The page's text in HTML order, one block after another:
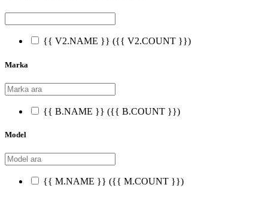
{{ V2.NAME }} ({{ V2.COUNT }})
Marka
{{ B.NAME }} ({{ B.COUNT }})
Model
{{ M.NAME }} ({{ M.COUNT }})